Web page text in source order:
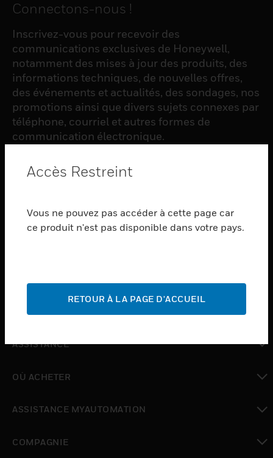
Connectons-nous !
Inscrivez-vous pour recevoir des
communications exclusives de Honeywell,
notamment des mises à jour des produits, des
informations techniques, de nouvelles offres,
des événements et actualités, des sondages, nos
promotions ainsi que divers sujets connexes par
téléphone, courriel et autres formes de
communication électronique.
S'INSCRIRE
PRODUCTS
toggle view
INDUSTRIES
ASSISTANCE
OÙ ACHETER
ASSISTANCE MYAUTOMATION
COMPAGNIE
Accès Restreint
Vous ne pouvez pas accéder à cette page car
ce produit n'est pas disponible dans votre pays.
RETOUR À LA PAGE D'ACCUEIL